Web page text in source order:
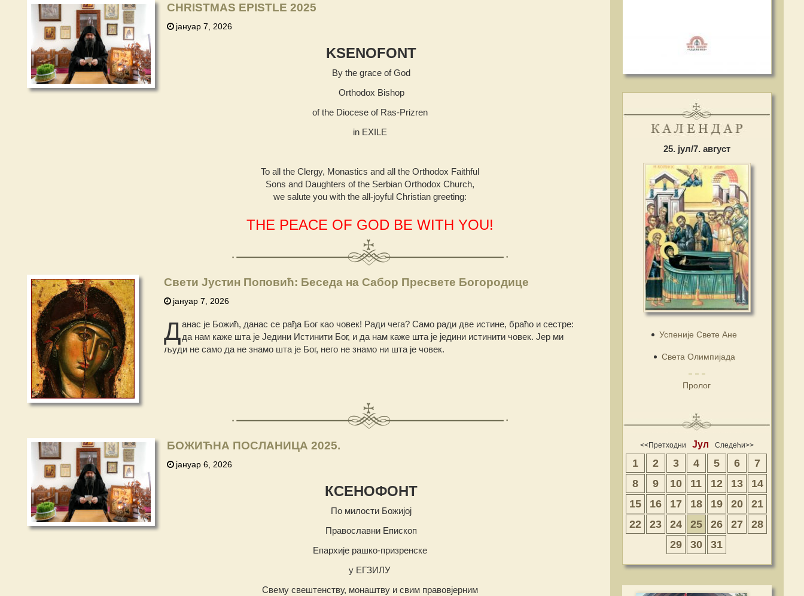
CHRISTMAS EPISTLE 2025
јануар 7, 2026
KSENOFONT
By the grace of God
Orthodox Bishop
of the Diocese of Ras-Prizren
in EXILE
To all the Clergy, Monastics and all the Orthodox Faithful
Sons and Daughters of the Serbian Orthodox Church,
we salute you with the all-joyful Christian greeting:
THE PEACE OF GOD BE WITH YOU!
Свети Јустин Поповић: Беседа на Сабор Пресвете Богородице
јануар 7, 2026
Данас је Божић, данас се рађа Бог као човек! Ради чега? Само ради две истине, браћо и сестре:
да нам каже шта је Једини Истинити Бог, и да нам каже шта је једини истинити човек. Јер ми
људи не само да не знамо шта је Бог, него не знамо ни шта је човек.
БОЖИЋНА ПОСЛАНИЦА 2025.
јануар 6, 2026
КСЕНОФОНТ
По милости Божијој
Православни Епископ
Епархије рашко-призренске
у ЕГЗИЛУ
Свему свештенству, монаштву и свим правовјерним
25. јул/7. август
Успеније Свете Ане
Света Олимпијада
Пролог
<<Претходни Јул Следећи>>
1 2 3 4 5 6
7
8
9 10 11 12 13
14
15
16 17 18 19 20
21
22
23 24 25 26 27
28
29
30 31